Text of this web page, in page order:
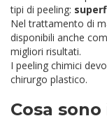
tipi di peeling:
Nel trattamento di
disponibili anche
migliori risultati.
I peeling chimici
chirurgo plastico.
Cosa